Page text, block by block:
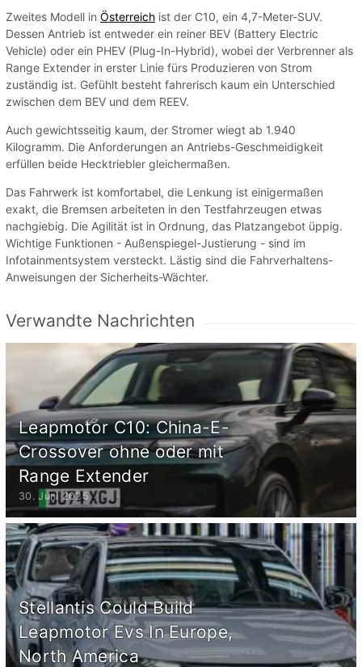
Zweites Modell in Österreich ist der C10, ein 4,7-Meter-SUV.
Dessen Antrieb ist entweder ein reiner BEV (Battery Electric
Vehicle) oder ein PHEV (Plug-In-Hybrid), wobei der Verbrenner als
Range Extender in erster Linie fürs Produzieren von Strom
zuständig ist. Gefühlt besteht fahrerisch kaum ein Unterschied
zwischen dem BEV und dem REEV.
Auch gewichtsseitig kaum, der Stromer wiegt ab 1.940
Kilogramm. Die Anforderungen an Antriebs-Geschmeidigkeit
erfüllen beide Hecktriebler gleichermaßen.
Das Fahrwerk ist komfortabel, die Lenkung ist einigermaßen
exakt, die Bremsen arbeiteten in den Testfahrzeugen etwas
nachgiebig. Die Agilität ist in Ordnung, das Platzangebot üppig.
Wichtige Funktionen - Außenspiegel-Justierung - sind im
Infotainmentsystem versteckt. Lästig sind die Fahrverhaltens-
Anweisungen der Sicherheits-Wächter.
Verwandte Nachrichten
Leapmotor C10: China-E-
Crossover ohne oder mit
Range Extender
30. Juni 2025
Stellantis Could Build
Leapmotor Evs In Europe,
North America